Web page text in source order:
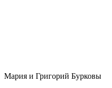
Мария и Григорий Бурковы